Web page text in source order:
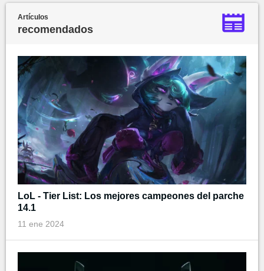
Artículos
recomendados
LoL - Tier List: Los mejores campeones del parche
14.1
11 ene 2024